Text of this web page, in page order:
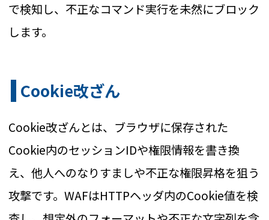
で検知し、不正なコマンド実行を未然にブロック
します。
Cookie改ざん
Cookie改ざんとは、ブラウザに保存された
Cookie内のセッションIDや権限情報を書き換
え、他人へのなりすましや不正な権限昇格を狙う
攻撃です。WAFはHTTPヘッダ内のCookie値を検